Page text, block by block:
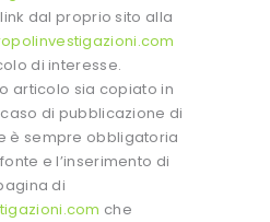
dal proprio sito alla
di interesse.
articolo sia copiato in
di pubblicazione di
è sempre obbligatoria
e l’inserimento di
di
che